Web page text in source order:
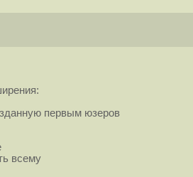
первым юзеров
всему